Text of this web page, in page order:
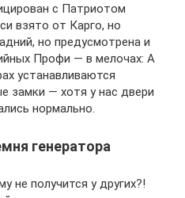
с Патриотом
взято от Карго, но
но предусмотрена и
Профи — в мелочах: А
устанавливаются
замки — хотя у нас двери
нормально.
генератора
не получится у других?!